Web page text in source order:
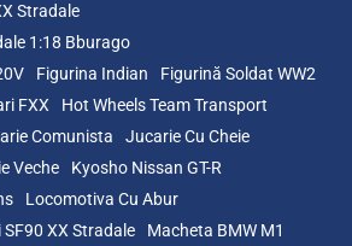
Stradale
1:18 Bburago
Figurina Indian
Figurină Soldat WW2
FXX
Hot Wheels Team Transport
Comunista
Jucarie Cu Cheie
Veche
Kyosho Nissan GT-R
Locomotiva Cu Abur
XX Stradale
Macheta BMW M1